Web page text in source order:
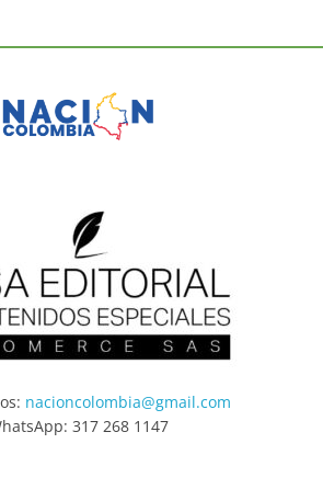
nacioncolombia@gmail.com
317 268 1147